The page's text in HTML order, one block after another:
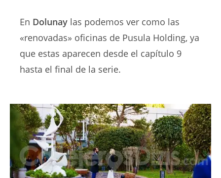
En Dolunay las podemos ver como las
«renovadas» oficinas de Pusula Holding, ya
que estas aparecen desde el capítulo 9
hasta el final de la serie.